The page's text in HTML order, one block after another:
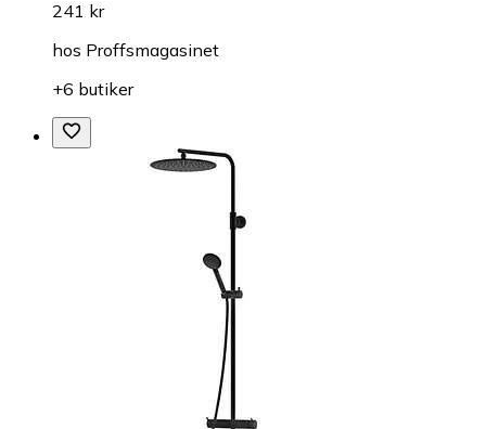
241 kr
hos Proffsmagasinet
+6 butiker